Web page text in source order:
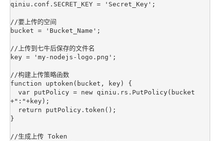
qiniu.conf.SECRET_KEY = 'Secret_Key';
//要上传的空间
bucket = 'Bucket_Name';
//上传到七牛后保存的文件名
key = 'my-nodejs-logo.png';
//构建上传策略函数
function uptoken(bucket, key) {
+":"+key);
}
//生成上传 Token